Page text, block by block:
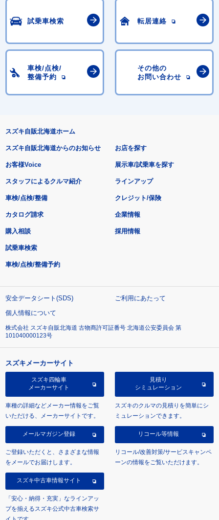
試乗車検索 転居連絡
車検/点検/
整備予約
その他の
お問い合わせ
スズキ自販北海道ホーム
スズキ自販北海道からのお知らせ
お客様Voice
スタッフによるクルマ紹介
お店を探す
展示車/試乗車を探す
ラインアップ
車検/点検/整備 クレジット/保険
カタログ請求
購入相談
試乗車検索
車検/点検/整備予約
企業情報
採用情報
安全データシート(SDS)
ご利用にあたって
個人情報について
株式会社 スズキ自販北海道 古物商許可証番号 北海道公安委員会 第
101040000123号
スズキメーカーサイト
スズキ四輪車
メーカーサイト
車種の詳細などメーカー情報をご覧
いただける、メーカーサイトです。
見積り
シミュレーション
スズキのクルマの見積りを簡単にシ
ミュレーションできます。
メールマガジン登録
ご登録いただくと、さまざまな情報
をメールでお届けします。
リコール等情報
リコール/改善対策/サービスキャンペ
ーンの情報をご覧いただけます。
スズキ中古車情報サイト
「安心・納得・充実」なラインアッ
プを揃えるスズキ公式中古車検索サ